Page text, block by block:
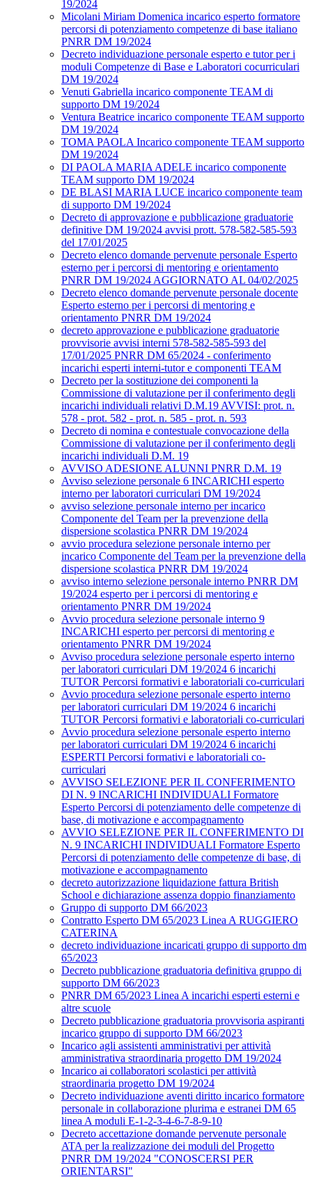
19/2024
Micolani Miriam Domenica incarico esperto formatore
percorsi di potenziamento competenze di base italiano
PNRR DM 19/2024
Decreto individuazione personale esperto e tutor per i
moduli Competenze di Base e Laboratori cocurriculari
DM 19/2024
Venuti Gabriella incarico componente TEAM di
supporto DM 19/2024
Ventura Beatrice incarico componente TEAM supporto
DM 19/2024
TOMA PAOLA Incarico componente TEAM supporto
DM 19/2024
DI PAOLA MARIA ADELE incarico componente
TEAM supporto DM 19/2024
DE BLASI MARIA LUCE incarico componente team
di supporto DM 19/2024
Decreto di approvazione e pubblicazione graduatorie
definitive DM 19/2024 avvisi prott. 578-582-585-593
del 17/01/2025
Decreto elenco domande pervenute personale Esperto
esterno per i percorsi di mentoring e orientamento
PNRR DM 19/2024 AGGIORNATO AL 04/02/2025
Decreto elenco domande pervenute personale docente
Esperto esterno per i percorsi di mentoring e
orientamento PNRR DM 19/2024
decreto approvazione e pubblicazione graduatorie
provvisorie avvisi interni 578-582-585-593 del
17/01/2025 PNRR DM 65/2024 - conferimento
incarichi esperti interni-tutor e componenti TEAM
Decreto per la sostituzione dei componenti la
Commissione di valutazione per il conferimento degli
incarichi individuali relativi D.M.19 AVVISI: prot. n.
578 - prot. 582 - prot. n. 585 - prot. n. 593
Decreto di nomina e contestuale convocazione della
Commissione di valutazione per il conferimento degli
incarichi individuali D.M. 19
AVVISO ADESIONE ALUNNI PNRR D.M. 19
Avviso selezione personale 6 INCARICHI esperto
interno per laboratori curriculari DM 19/2024
avviso selezione personale interno per incarico
Componente del Team per la prevenzione della
dispersione scolastica PNRR DM 19/2024
avvio procedura selezione personale interno per
incarico Componente del Team per la prevenzione della
dispersione scolastica PNRR DM 19/2024
avviso interno selezione personale interno PNRR DM
19/2024 esperto per i percorsi di mentoring e
orientamento PNRR DM 19/2024
Avvio procedura selezione personale interno 9
INCARICHI esperto per percorsi di mentoring e
orientamento PNRR DM 19/2024
Avviso procedura selezione personale esperto interno
per laboratori curriculari DM 19/2024 6 incarichi
TUTOR Percorsi formativi e laboratoriali co-curriculari
Avvio procedura selezione personale esperto interno
per laboratori curriculari DM 19/2024 6 incarichi
TUTOR Percorsi formativi e laboratoriali co-curriculari
Avvio procedura selezione personale esperto interno
per laboratori curriculari DM 19/2024 6 incarichi
ESPERTI Percorsi formativi e laboratoriali co-
curriculari
AVVISO SELEZIONE PER IL CONFERIMENTO
DI N. 9 INCARICHI INDIVIDUALI Formatore
Esperto Percorsi di potenziamento delle competenze di
base, di motivazione e accompagnamento
AVVIO SELEZIONE PER IL CONFERIMENTO DI
N. 9 INCARICHI INDIVIDUALI Formatore Esperto
Percorsi di potenziamento delle competenze di base, di
motivazione e accompagnamento
decreto autorizzazione liquidazione fattura British
School e dichiarazione assenza doppio finanziamento
Gruppo di supporto DM 66/2023
Contratto Esperto DM 65/2023 Linea A RUGGIERO
CATERINA
decreto individuazione incaricati gruppo di supporto dm
65/2023
Decreto pubblicazione graduatoria definitiva gruppo di
supporto DM 66/2023
PNRR DM 65/2023 Linea A incarichi esperti esterni e
altre scuole
Decreto pubblicazione graduatoria provvisoria aspiranti
incarico gruppo di supporto DM 66/2023
Incarico agli assistenti amministrativi per attività
amministrativa straordinaria progetto DM 19/2024
Incarico ai collaboratori scolastici per attività
straordinaria progetto DM 19/2024
Decreto individuazione aventi diritto incarico formatore
personale in collaborazione plurima e estranei DM 65
linea A moduli E-1-2-3-4-6-7-8-9-10
Decreto accettazione domande pervenute personale
ATA per la realizzazione dei moduli del Progetto
PNRR DM 19/2024 "CONOSCERSI PER
ORIENTARSI"